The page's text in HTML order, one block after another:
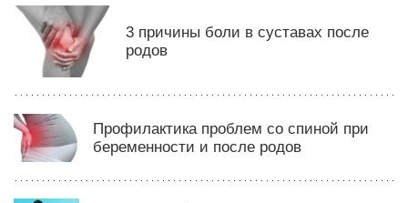
3 причины боли в суставах после
родов
Профилактика проблем со спиной при
беременности и после родов